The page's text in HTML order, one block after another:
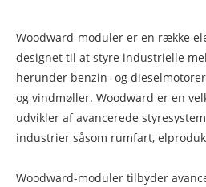
Woodward-moduler er en række
designet til at styre industrielle
herunder benzin- og
og vindmøller. Woodward er en
udvikler af avancerede
industrier såsom rumfart,
Woodward-moduler tilbyder